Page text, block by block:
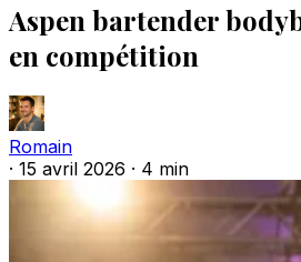
Aspen bartender
en compétition
Romain
· 15 avril 2026 · 4 min